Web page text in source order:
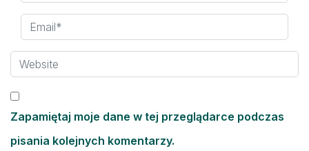
Zapamiętaj moje dane w tej przeglądarce podczas
pisania kolejnych komentarzy.